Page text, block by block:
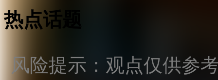
热点话题
风险提示：观点仅供参